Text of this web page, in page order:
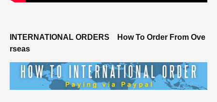
INTERNATIONAL ORDERS How To Order From Ove
rseas